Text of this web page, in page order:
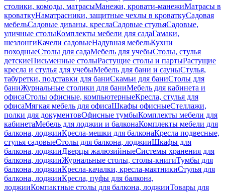
столики, комоды, матрасыМанежи, кровати-манежиМатрасы в
кроваткуНаматрасники, защитные чехлы в кроваткуСадовая
мебельСадовые диваны, креслаСадовые стульяСадовые,
уличные столыКомплекты мебели для садаГамаки,
шезлонгиКачели садовыеНадувная мебельКухни
походныеСтолы для садаМебель для учебыСтолы, стулья
детскиеПисьменные столыРастущие столы и партыРастущие
кресла и стулья для учебыМебель для бани и сауныСтулья,
табуретки, подставки для баниСкамьи для баниСтолы для
баниЖурнальные столики для баниМебель для кабинета и
офисаСтолы офисные, компьютерныеКресла, стулья для
офисаМягкая мебель для офисаШкафы офисныеСтеллажи,
полки для документовОфисные тумбыКомплекты мебели для
кабинетаМебель для лоджии и балконаКомплекты мебели для
балкона, лоджииКресла-мешки для балконаКресла подвесные,
стулья садовыеСтолы для балкона, лоджииШкафы для
балкона, лоджииДверцы жалюзийныеСистемы хранения для
балкона, лоджииЖурнальные столы, столы-книгиТумбы для
балкона, лоджииКресла-качалки, кресла-маятникиСтулья для
балкона, лоджииКресла, пуфы для балкона,
лоджииКомпактные столы для балкона, лоджииТовары для